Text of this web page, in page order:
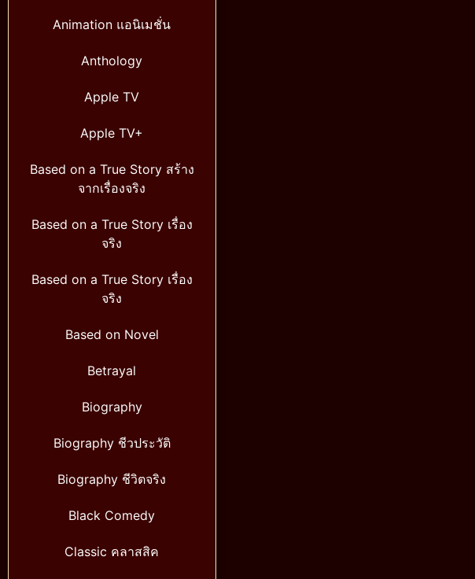
Animation แอนิเมชั่น
Anthology
Apple TV
Apple TV+
Based on a True Story สร้าง
จากเรื่องจริง
Based on a True Story เรื่อง
จริง
Based on a True Story เรื่อง
จริง
Based on Novel
Betrayal
Biography
Biography ชีวประวัติ
Biography ชีวิตจริง
Black Comedy
Classic คลาสสิค